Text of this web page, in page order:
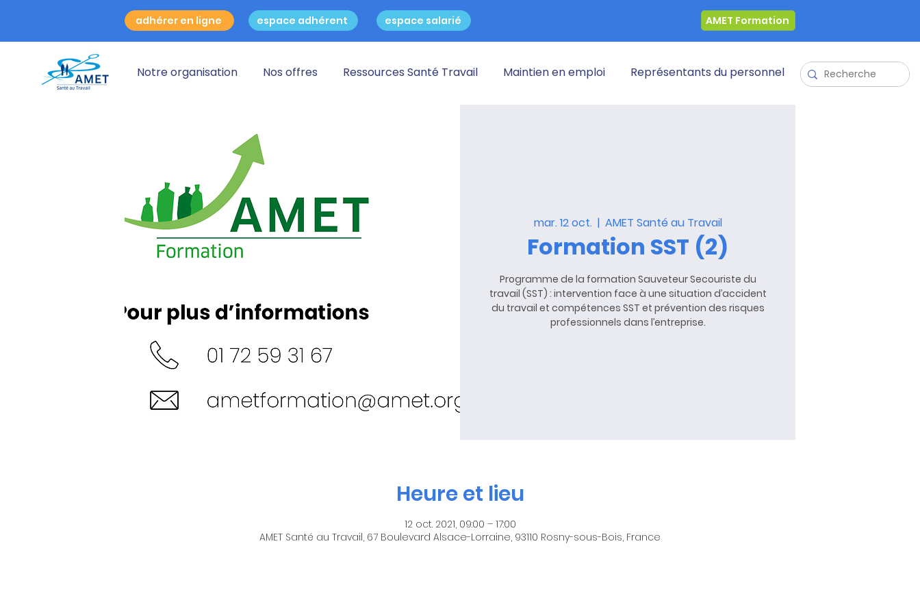
adhérer en ligne espace adhérent espace salarié AMET Formation
Notre organisation Nos offres Ressources Santé Travail Maintien en emploi Représentants du personnel
mar. 12 oct.
  |
AMET Santé au Travail
Formation SST (2)
Programme de la formation Sauveteur Secouriste du
travail (SST) : intervention face à une situation d’accident
du travail et compétences SST et prévention des risques
professionnels dans l’entreprise.
Heure et lieu
12 oct. 2021, 09:00 – 17:00
AMET Santé au Travail, 67 Boulevard Alsace-Lorraine, 93110 Rosny-sous-Bois, France